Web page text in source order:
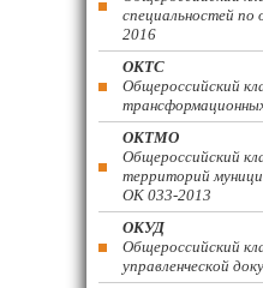
специальностей
2016
ОКТС
Общероссийский
ОКТМО
Общероссийский
территорий
ОК 033-2013
ОКУД
Общероссийский
управленческой